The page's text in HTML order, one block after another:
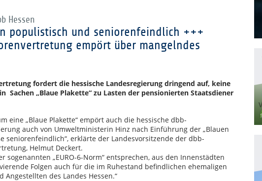
Hessen
populistisch und seniorenfeindlich +++
empört über mangelndes
fordert die hessische Landesregierung dringend auf, keine
Sachen „Blaue Plakette“ zu Lasten der pensionierten Staatsdiener
eine „Blaue Plakette“ empört auch die hessische dbb-
auch von Umweltministerin Hinz nach Einführung der „Blauen
seniorenfeindlich“, erklärte der Landesvorsitzende der dbb-
Helmut Deckert.
sogenannten „EURO-6-Norm“ entsprechen, aus den Innenstädten
Folgen auch für die im Ruhestand befindlichen ehemaligen
des Landes Hessen.“